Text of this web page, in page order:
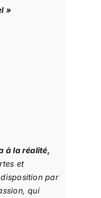
»
à la réalité,
et
par
qui